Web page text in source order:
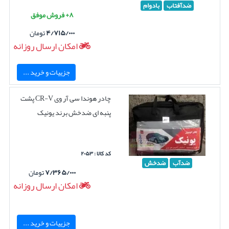
ضدآفتاب بادوام
۸+ فروش موفق
۴/۷۱۵/۰۰۰تومان
امکان ارسال روزانه
جزییات و خرید ...
ضدآب ضدخش
چادر هوندا سی آر وی CR-V پشت
پنبه ای ضدخش برند یونیک
کد کالا : ۲۰۵۳
۷/۳۶۵/۰۰۰تومان
امکان ارسال روزانه
جزییات و خرید ...